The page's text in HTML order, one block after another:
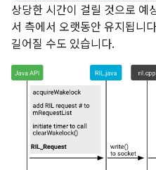
상당한 시간이 걸릴 것으로 예
서 측에서 오랫동안 유지됩니
길어질 수도 있습니다.